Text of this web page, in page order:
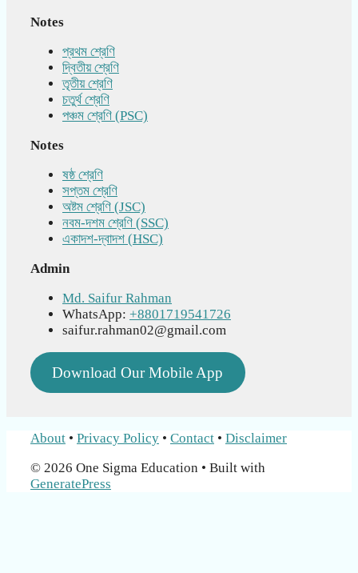
Notes
প্রথম শ্রেণি
দ্বিতীয় শ্রেণি
তৃতীয় শ্রেণি
চতুর্থ শ্রেণি
পঞ্চম শ্রেণি (PSC)
Notes
ষষ্ঠ শ্রেণি
সপ্তম শ্রেণি
অষ্টম শ্রেণি (JSC)
নবম-দশম শ্রেণি (SSC)
একাদশ-দ্বাদশ (HSC)
Admin
Md. Saifur Rahman
WhatsApp: +8801719541726
saifur.rahman02@gmail.com
Download Our Mobile App
About • Privacy Policy • Contact • Disclaimer
© 2026 One Sigma Education • Built with
GeneratePress